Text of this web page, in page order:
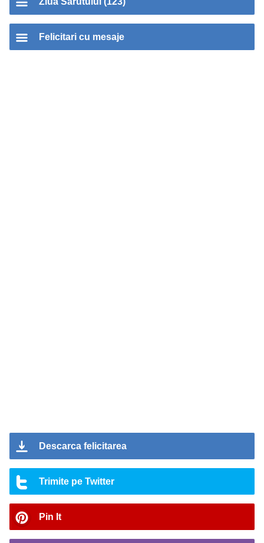
Felicitari cu mesaje
Descarca felicitarea
Trimite pe Twitter
Pin It